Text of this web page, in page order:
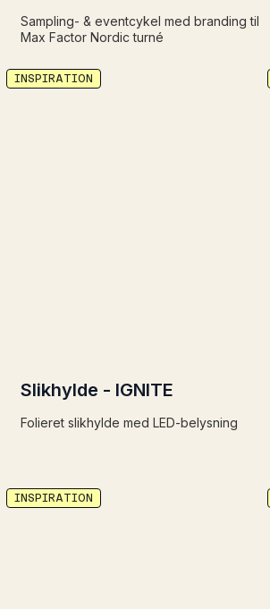
Sampling- & eventcykel med branding til
Max Factor Nordic turné
INSPIRATION
Slikhylde - IGNITE
Folieret slikhylde med LED-belysning
INSPIRATION